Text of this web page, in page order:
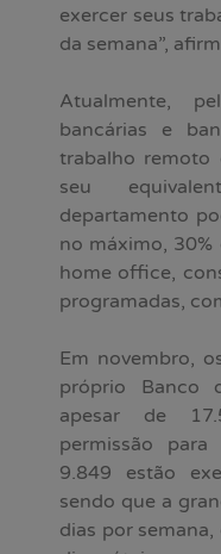
exercer seus
da semana”,
Atualmente,
bancárias e
trabalho remoto
seu
departamento
no máximo, 30%
home office,
programadas,
Em novembro,
próprio Banco
apesar de
permissão
9.849 estão
sendo que a
dias por